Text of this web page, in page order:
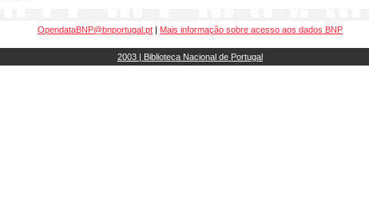
OpendataBNP@bnportugal.pt | Mais informação sobre acesso aos dados BNP
2003 | Biblioteca Nacional de Portugal